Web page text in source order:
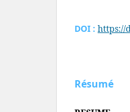
DOI : https://
Résumé